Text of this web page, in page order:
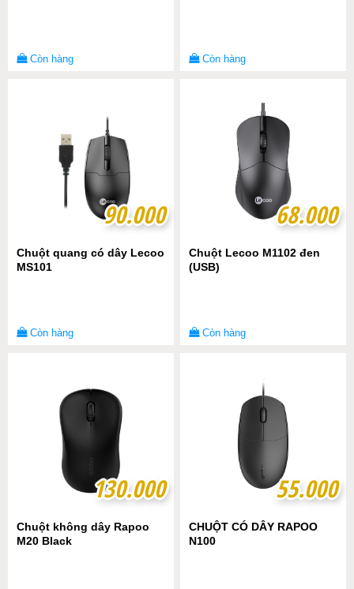
Còn hàng Còn hàng
90.000
90.000
Chuột quang có dây Lecoo
MS101
Còn hàng
68.000
68.000
Chuột Lecoo M1102 đen
(USB)
Còn hàng
130.000
130.000
Chuột không dây Rapoo
M20 Black
55.000
55.000
CHUỘT CÓ DÂY RAPOO
N100